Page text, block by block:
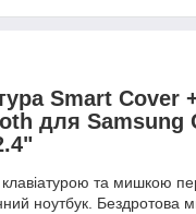
Smart Cover
для Samsung
та мишкою
ноутбук. Бездротова